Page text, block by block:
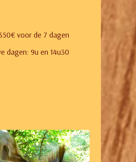
voor de 7 dagen
dagen: 9u en 14u30